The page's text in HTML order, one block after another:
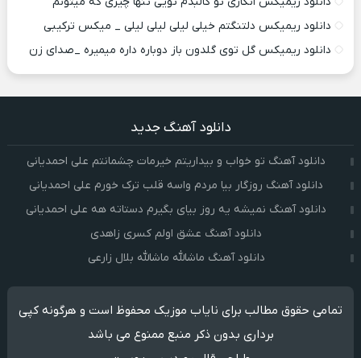
دانلود ریمیکس دلتنگتم خیلی لیلی لیلی لیلی _ میکس ترکیبی
دانلود ریمیکس گل توی گلدون باز دوباره داره میمیره _صدای زن
دانلود آهنگ جدید
دانلود آهنگ تو خواب و بیداریتم خیرمات چشمانتم علی احمدیانی
دانلود آهنگ روزگار بیا مردم واسه قلب ترک خورم علی احمدیانی
دانلود آهنگ نمیشه یه روز بیای بگیرم دستاته هه علی احمدیانی
دانلود آهنگ عشق اولم کسری زاهدی
دانلود آهنگ ماشالله ماشالله بلال زارعی
تمامی حقوق مطالب برای نایاب موزیک محفوظ است و هرگونه کپی
برداری بدون ذکر منبع ممنوع می باشد